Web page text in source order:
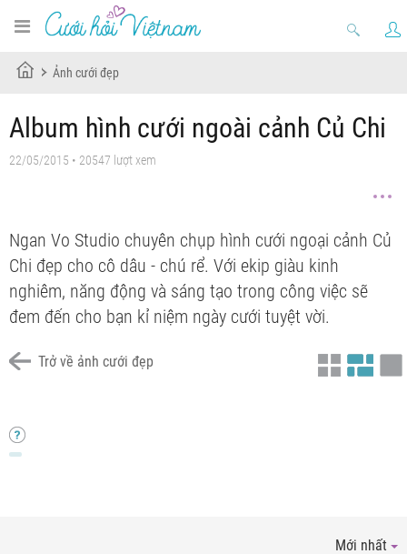
Ảnh cưới đẹp
Album hình cưới ngoài cảnh Củ Chi
22/05/2015 • 20547 lượt xem
Ngan Vo Studio chuyên chụp hình cưới ngoại cảnh Củ
Chi đẹp cho cô dâu - chú rể. Với ekip giàu kinh
nghiêm, năng động và sáng tạo trong công việc sẽ
đem đến cho bạn kỉ niệm ngày cưới tuyệt vời.
Trở về ảnh cưới đẹp
Chưa có tiêu đề
Chưa có tiêu đề
Chưa có tiêu đề
Chưa có tiêu đề
Chưa có tiêu đề
Chưa có tiêu đề
Chưa có tiêu đề
Chưa có tiêu đề
Chưa có tiêu đề
Chưa có tiêu đề
Chưa có tiêu đề
Chưa có tiêu đề
Chưa có tiêu đề
Chưa có tiêu đề
Mới nhất